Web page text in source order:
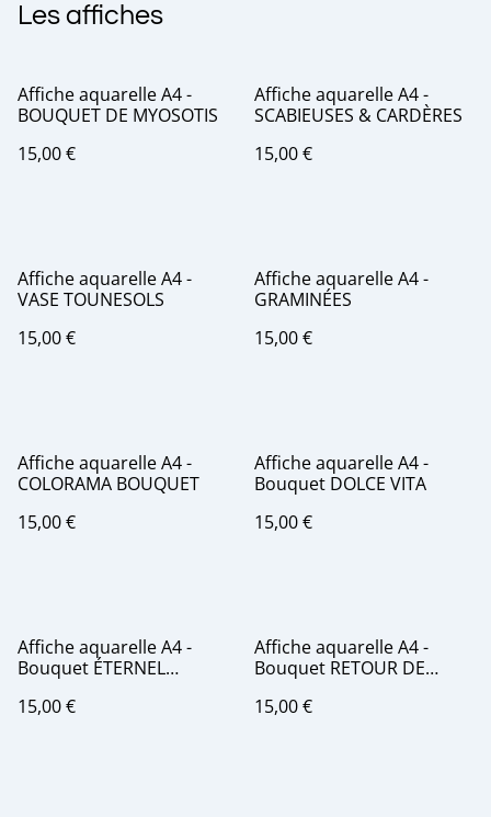
Les affiches
Affiche aquarelle A4 -
BOUQUET DE MYOSOTIS
15,00 €
Affiche aquarelle A4 -
SCABIEUSES & CARDÈRES
15,00 €
Affiche aquarelle A4 -
VASE TOUNESOLS
15,00 €
Affiche aquarelle A4 -
GRAMINÉES
15,00 €
Affiche aquarelle A4 -
COLORAMA BOUQUET
15,00 €
Affiche aquarelle A4 -
Bouquet DOLCE VITA
15,00 €
Affiche aquarelle A4 -
Bouquet ÉTERNEL
15,00 €
Affiche aquarelle A4 -
Bouquet RETOUR DE
15,00 €